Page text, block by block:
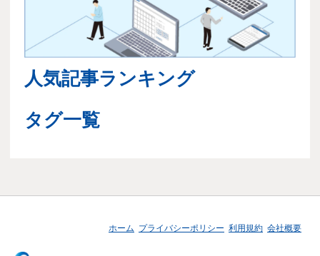
人気記事ランキング
タグ一覧
ホーム プライバシーポリシー 利用規約 会社概要